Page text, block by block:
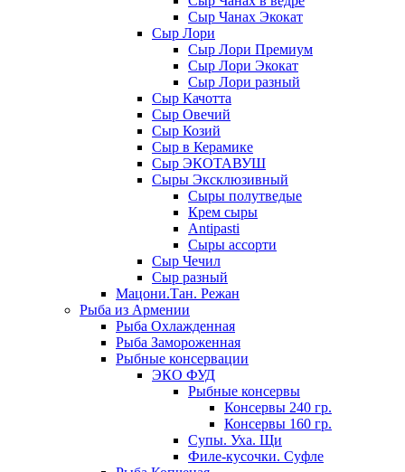
Сыр Чанах Экокат
Сыр Лори
Сыр Лори Премиум
Сыр Лори Экокат
Сыр Лори разный
Сыр Качотта
Сыр Овечий
Сыр Козий
Сыр в Керамике
Сыр ЭКОТАВУШ
Сыры Эксклюзивный
Сыры полутведые
Крем сыры
Antipasti
Сыры ассорти
Сыр Чечил
Сыр разный
Мацони.Тан. Режан
Рыба из Армении
Рыба Охлажденная
Рыба Замороженная
Рыбные консервации
ЭКО ФУД
Рыбные консервы
Консервы 240 гр.
Консервы 160 гр.
Супы. Уха. Щи
Филе-кусочки. Суфле